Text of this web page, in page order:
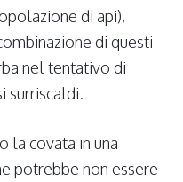
di api),
di questi
nel tentativo di
surriscaldi.
la covata in una
potrebbe non essere